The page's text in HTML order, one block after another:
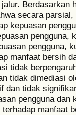
Berdasarkan
secara
kepuasan
pengguna,
pengguna,
manfaat bersih
tidak
tidak dimediasi
dan tidak
pengguna dan
manfaat